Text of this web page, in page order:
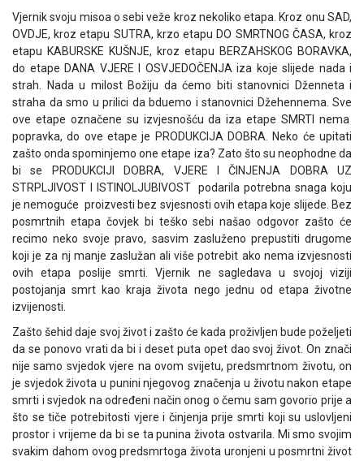
Vjernik svoju misoa o sebi veže kroz nekoliko etapa. Kroz onu SAD,
OVDJE, kroz etapu SUTRA, krzo etapu DO SMRTNOG ČASA, kroz
etapu KABURSKE KUŠNJE, kroz etapu BERZAHSKOG BORAVKA,
do etape DANA VJERE I OSVJEDOČENJA iza koje slijede nada i
strah. Nada u milost Božiju da ćemo biti stanovnici Dženneta i
straha da smo u prilici da bduemo i stanovnici Džehennema. Sve
ove etape označene su izvjesnošću da iza etape SMRTI nema
popravka, do ove etape je PRODUKCIJA DOBRA. Neko će upitati
zašto onda spominjemo one etape iza? Zato što su neophodne da
bi se PRODUKCIJI DOBRA, VJERE I ČINJENJA DOBRA UZ
STRPLJIVOST I ISTINOLJUBIVOST podarila potrebna snaga koju
je nemoguće proizvesti bez svjesnosti ovih etapa koje slijede. Bez
posmrtnih etapa čovjek bi teško sebi našao odgovor zašto će
recimo neko svoje pravo, sasvim zasluženo prepustiti drugome
koji je za nj manje zaslužan ali više potrebit ako nema izvjesnosti
ovih etapa poslije smrti. Vjernik ne sagledava u svojoj viziji
postojanja smrt kao kraja života nego jednu od etapa životne
izvijenosti.
Zašto šehid daje svoj život i zašto će kada proživljen bude poželjeti
da se ponovo vrati da bi i deset puta opet dao svoj život. On znači
nije samo svjedok vjere na ovom svijetu, predsmrtnom životu, on
je svjedok života u punini njegovog značenja u životu nakon etape
smrti i svjedok na određeni način onog o čemu sam govorio prije a
što se tiče potrebitosti vjere i činjenja prije smrti koji su uslovljeni
prostor i vrijeme da bi se ta punina života ostvarila. Mi smo svojim
svakim dahom ovog predsmrtoga života uronjeni u posmrtni život